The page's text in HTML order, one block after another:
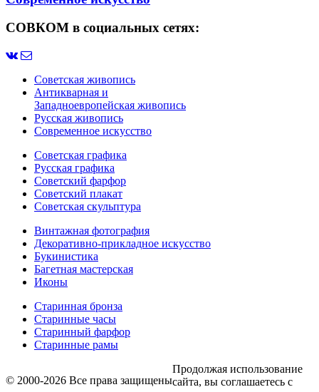
СОВКОМ в социальных сетях:
Советская живопись
Антикварная и
Западноевропейская живопись
Русская живопись
Современное искусство
Советская графика
Русская графика
Советский фарфор
Советский плакат
Советская скульптура
Винтажная фотография
Декоративно-прикладное искусство
Букинистика
Багетная мастерская
Иконы
Старинная бронза
Старинные часы
Старинный фарфор
Старинные рамы
© 2000-2026 Все права защищены
Продолжая использование
сайта, вы соглашаетесь с